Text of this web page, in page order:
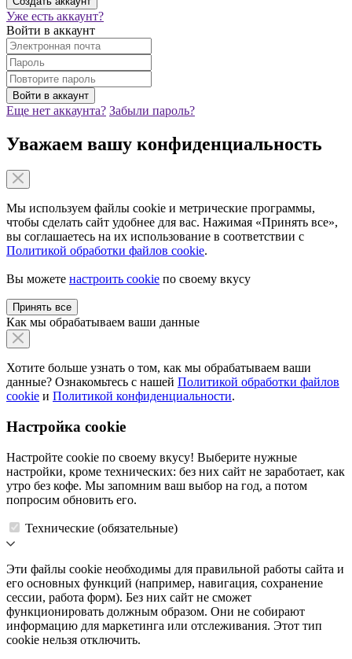
Уже есть аккаунт?
Войти в аккаунт
Еще нет аккаунта? Забыли пароль?
Уважаем вашу конфиденциальность
Мы используем файлы cookie и метрические программы,
чтобы сделать сайт удобнее для вас. Нажимая «Принять все»,
вы соглашаетесь на их использование в соответствии с
Политикой обработки файлов cookie.
Вы можете настроить cookie по своему вкусу
Принять все
Как мы обрабатываем ваши данные
Хотите больше узнать о том, как мы обрабатываем ваши
данные? Ознакомьтесь с нашей Политикой обработки файлов
cookie и Политикой конфиденциальности.
Настройка cookie
Настройте cookie по своему вкусу! Выберите нужные
настройки, кроме технических: без них сайт не заработает, как
утро без кофе. Мы запомним ваш выбор на год, а потом
попросим обновить его.
Технические (обязательные)
Эти файлы cookie необходимы для правильной работы сайта и
его основных функций (например, навигация, сохранение
сессии, работа форм). Без них сайт не сможет
функционировать должным образом. Они не собирают
информацию для маркетинга или отслеживания. Этот тип
cookie нельзя отключить.